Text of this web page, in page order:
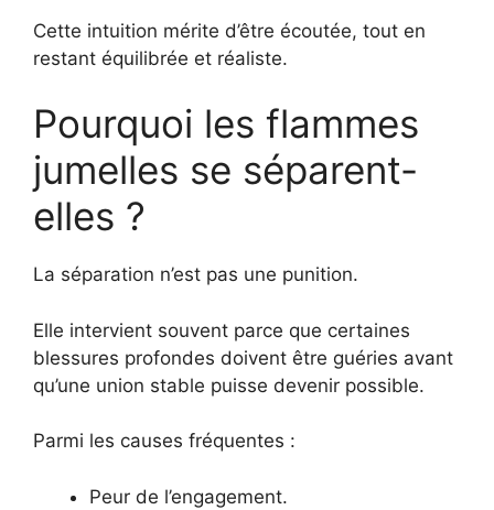
Cette intuition mérite d’être écoutée, tout en
restant équilibrée et réaliste.
Pourquoi les flammes
jumelles se séparent-
elles ?
La séparation n’est pas une punition.
Elle intervient souvent parce que certaines
blessures profondes doivent être guéries avant
qu’une union stable puisse devenir possible.
Parmi les causes fréquentes :
Peur de l’engagement.